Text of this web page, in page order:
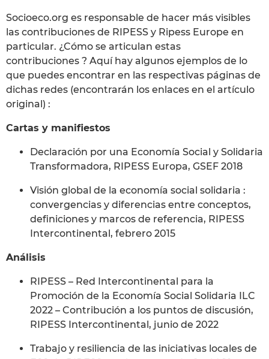
Socioeco.org es responsable de hacer más visibles
las contribuciones de RIPESS y Ripess Europe en
particular. ¿Cómo se articulan estas
contribuciones ? Aquí hay algunos ejemplos de lo
que puedes encontrar en las respectivas páginas de
dichas redes (encontrarán los enlaces en el artículo
original) :
Cartas y manifiestos
Declaración por una Economía Social y Solidaria
Transformadora, RIPESS Europa, GSEF 2018
Visión global de la economía social solidaria :
convergencias y diferencias entre conceptos,
definiciones y marcos de referencia, RIPESS
Intercontinental, febrero 2015
Análisis
RIPESS – Red Intercontinental para la
Promoción de la Economía Social Solidaria ILC
2022 – Contribución a los puntos de discusión,
RIPESS Intercontinental, junio de 2022
Trabajo y resiliencia de las iniciativas locales de